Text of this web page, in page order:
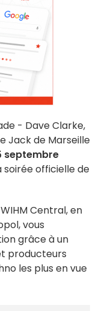
- Dave Clarke,
Jack de Marseille
septembre
soirée officielle de
Central, en
vous
grâce à un
producteurs
les plus en vue